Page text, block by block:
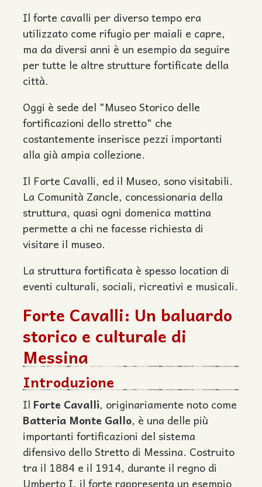
Il forte cavalli per diverso tempo era
utilizzato come rifugio per maiali e capre,
ma da diversi anni è un esempio da seguire
per tutte le altre strutture fortificate della
città.
Oggi è sede del "Museo Storico delle
fortificazioni dello stretto" che
costantemente inserisce pezzi importanti
alla già ampia collezione.
Il Forte Cavalli, ed il Museo, sono visitabili.
La Comunità Zancle, concessionaria della
struttura, quasi ogni domenica mattina
permette a chi ne facesse richiesta di
visitare il museo.
La struttura fortificata è spesso location di
eventi culturali, sociali, ricreativi e musicali.
Forte Cavalli: Un baluardo
storico e culturale di
Messina
Introduzione
Il Forte Cavalli, originariamente noto come
Batteria Monte Gallo, è una delle più
importanti fortificazioni del sistema
difensivo dello Stretto di Messina. Costruito
tra il 1884 e il 1914, durante il regno di
Umberto I, il forte rappresenta un esempio